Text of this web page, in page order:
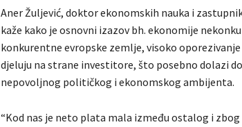
Aner Žuljević, doktor ekonomskih nauka i
kaže kako je osnovni izazov bh. ekonomije
konkurentne evropske zemlje, visoko
djeluju na strane investitore, što posebno dolazi
nepovoljnog političkog i ekonomskog ambijenta.
“Kod nas je neto plata mala između ostalog i zbog